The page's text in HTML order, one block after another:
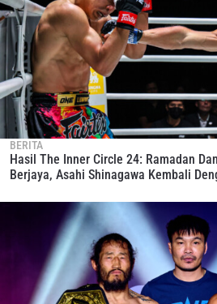
BERITA
Hasil The Inner Circle 24: Ramadan
Berjaya, Asahi Shinagawa Kembali